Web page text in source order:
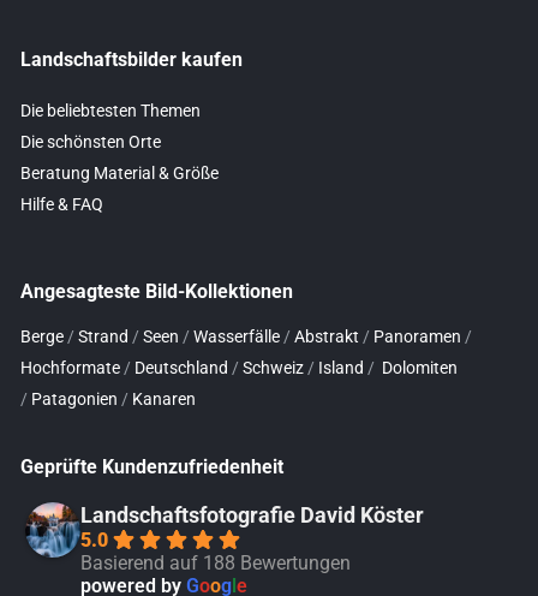
Landschaftsbilder kaufen
Die beliebtesten Themen
Die schönsten Orte
Beratung Material & Größe
Hilfe & FAQ
Angesagteste Bild-Kollektionen
Berge/ Strand / Seen / Wasserfälle/ Abstrakt / Panoramen /
Hochformate/ Deutschland / Schweiz/ Island / Dolomiten
/ Patagonien / Kanaren
Geprüfte Kundenzufriedenheit
Landschaftsfotografie David Köster
5.0
Basierend auf 188 Bewertungen
powered by Goog e